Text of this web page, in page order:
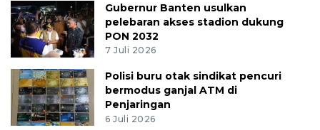
Gubernur Banten usulkan
pelebaran akses stadion dukung
PON 2032
7 Juli 2026
Polisi buru otak sindikat pencuri
bermodus ganjal ATM di
Penjaringan
6 Juli 2026